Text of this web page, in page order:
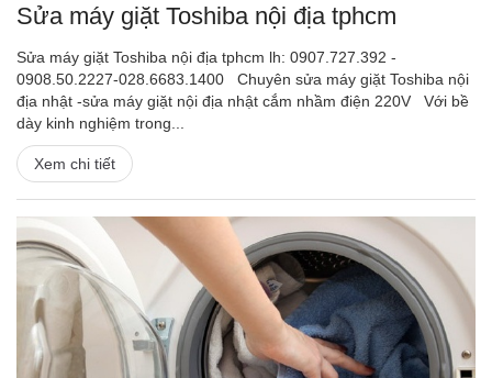
Sửa máy giặt Toshiba nội địa tphcm
Sửa máy giặt Toshiba nội địa tphcm lh: 0907.727.392 -
0908.50.2227-028.6683.1400 Chuyên sửa máy giặt Toshiba nội
địa nhật -sửa máy giặt nội địa nhật cắm nhầm điện 220V Với bề
dày kinh nghiệm trong...
Xem chi tiết